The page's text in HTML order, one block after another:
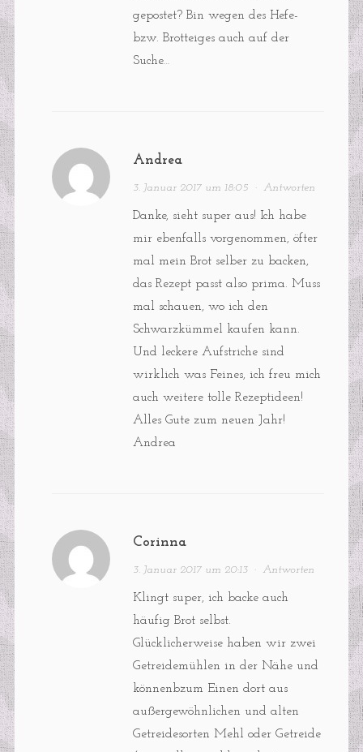
gepostet? Bin wegen des Hefe-
bzw. Brotteiges auch auf der
Suche…
Andrea
3. Januar 2017 um 18:05 · Antworten
Danke, sieht super aus! Ich habe
mir ebenfalls vorgenommen, öfter
mal mein Brot selber zu backen,
das Rezept passt also prima. Muss
mal schauen, wo ich den
Schwarzkümmel kaufen kann.
Und leckere Aufstriche sind
wirklich was Feines, ich freu mich
auch weitere tolle Rezeptideen!
Alles Gute zum neuen Jahr!
Andrea
Corinna
3. Januar 2017 um 20:13· Antworten
Klingt super, ich backe auch
häufig Brot selbst.
Glücklicherweise haben wir zwei
Getreidemühlen in der Nähe und
könnenbzum Einen dort aus
außergewöhnlichen und alten
Getreidesorten Mehl oder Getreide